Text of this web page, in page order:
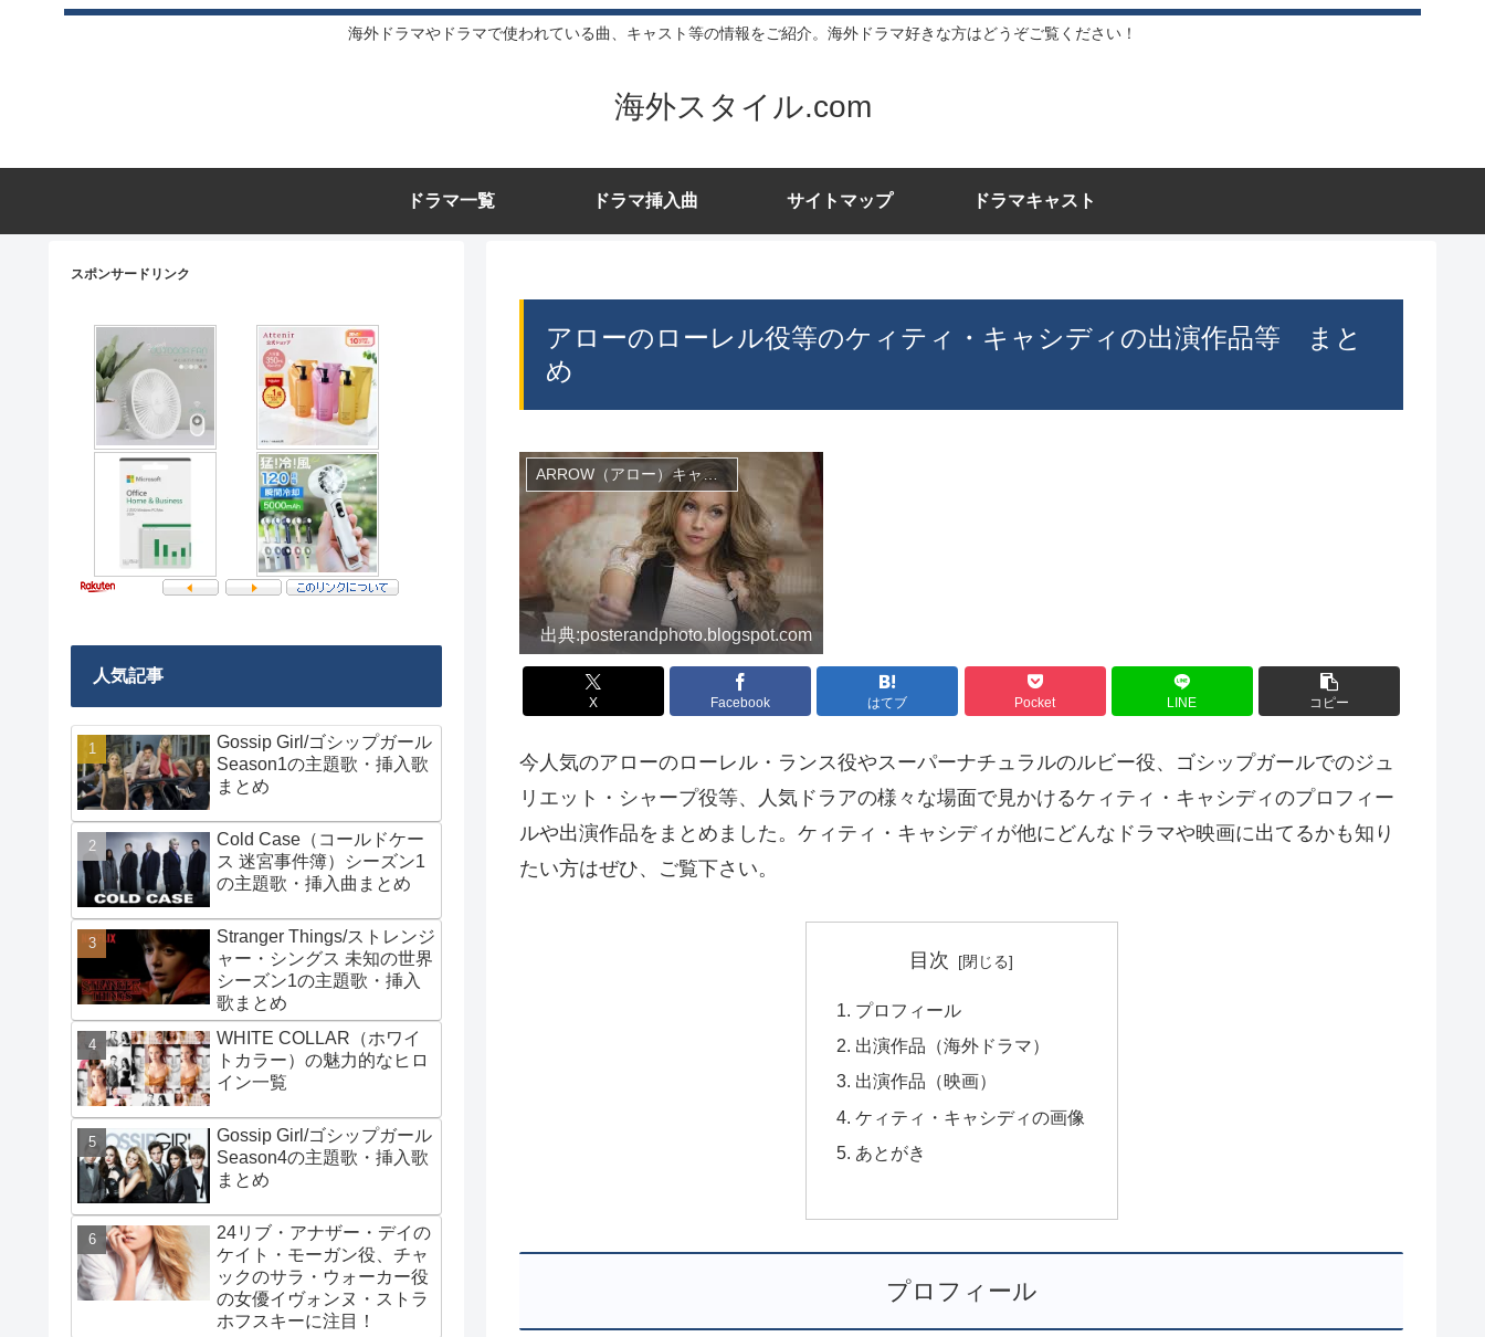
海外ドラマやドラマで使われている曲、キャスト等の情報をご紹介。海外ドラマ好きな方はどうぞご覧ください！
海外スタイル.com
ドラマ一覧 ドラマ挿入曲 サイトマップ ドラマキャスト
アローのローレル役等のケィティ・キャシディの出演作品等 まと
め
ARROW（アロー）キャスト
出典:posterandphoto.blogspot.com
X Facebook はてブ Pocket LINE コピー
今人気のアローのローレル・ランス役やスーパーナチュラルのルビー役、ゴシップガールでのジュ
リエット・シャープ役等、人気ドラアの様々な場面で見かけるケィティ・キャシディのプロフィー
ルや出演作品をまとめました。ケィティ・キャシディが他にどんなドラマや映画に出てるかも知り
たい方はぜひ、ご覧下さい。
目次
プロフィール
出演作品（海外ドラマ）
出演作品（映画）
ケィティ・キャシディの画像
あとがき
プロフィール
スポンサードリンク
人気記事
Gossip Girl/ゴシップガール
Season1の主題歌・挿入歌
まとめ
Cold Case（コールドケー
ス 迷宮事件簿）シーズン1
の主題歌・挿入曲まとめ
Stranger Things/ストレンジ
ャー・シングス 未知の世界
シーズン1の主題歌・挿入
歌まとめ
WHITE COLLAR（ホワイ
トカラー）の魅力的なヒロ
イン一覧
Gossip Girl/ゴシップガール
Season4の主題歌・挿入歌
まとめ
24リブ・アナザー・デイの
ケイト・モーガン役、チャ
ックのサラ・ウォーカー役
の女優イヴォンヌ・ストラ
ホフスキーに注目！